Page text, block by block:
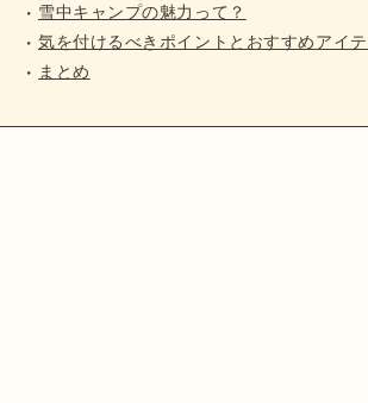
雪中キャンプの魅力って？
気を付けるべきポイントとおすすめアイ
まとめ